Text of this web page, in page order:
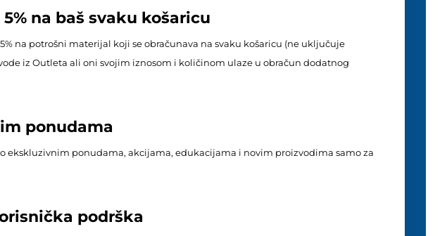
na baš svaku košaricu
na potrošni materijal koji se obračunava na svaku košaricu (ne uključuje
iz Outleta ali oni svojim iznosom i količinom ulaze u obračun dodatnog
ponudama
ekskluzivnim ponudama, akcijama, edukacijama i novim proizvodima samo za
podrška